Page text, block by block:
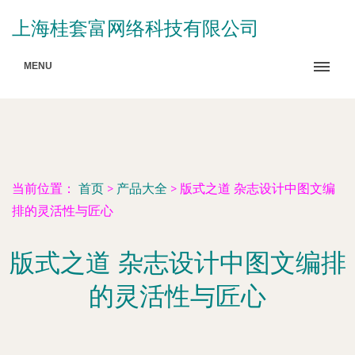
上海桂套富网络科技有限公司
MENU
当前位置： 首页 > 产品大全 > 版式之道 杂志设计中图文编
排的灵活性与匠心
版式之道 杂志设计中图文编排
的灵活性与匠心